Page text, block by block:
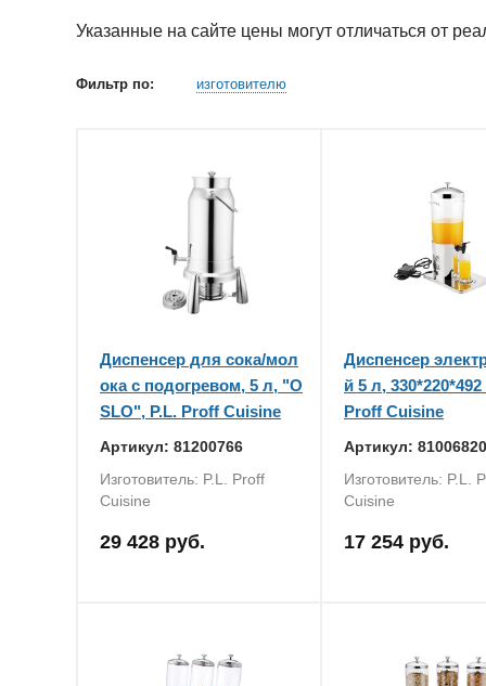
Указанные на сайте цены могут отличаться от
Фильтр по: изготовителю
Диспенсер для сока/мол
ока с подогревом, 5 л, "O
SLO", P.L. Proff Cuisine
Артикул: 81200766
Изготовитель: P.L. Proff
Cuisine
29 428 руб.
Диспенсер
й 5 л,
Proff Cuisine
Артикул: 81006820
Изготовитель: P.L.
Cuisine
17 254 руб.